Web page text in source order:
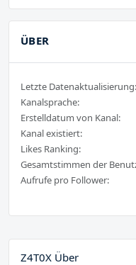
ÜBER
Letzte Datenaktualisierung:
Kanalsprache:
Erstelldatum von Kanal:
Kanal existiert:
Likes Ranking:
Gesamtstimmen der
Aufrufe pro Follower:
Z4T0X Über